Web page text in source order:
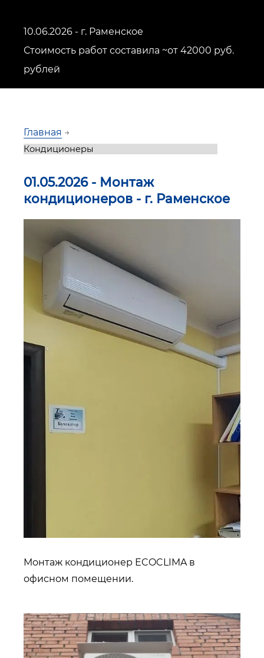
10.06.2026 - г. Раменское
Стоимость работ составила ~от 42000 руб.
рублей
Главная →
01.05.2026 - Монтаж
кондиционеров - г. Раменское
Монтаж кондиционер ECOCLIMA в
офисном помещении.